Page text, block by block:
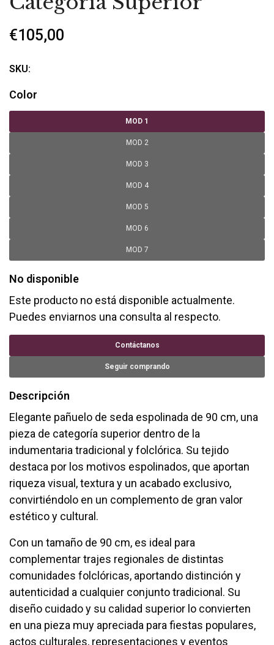
€105,00
SKU:
Color
MOD 1
MOD 2
MOD 3
MOD 4
MOD 5
MOD 6
MOD 7
No disponible
Este producto no está disponible actualmente.
Puedes enviarnos una consulta al respecto.
Contáctanos
Seguir comprando
Descripción
Elegante pañuelo de seda espolinada de 90 cm, una
pieza de categoría superior dentro de la
indumentaria tradicional y folclórica. Su tejido
destaca por los motivos espolinados, que aportan
riqueza visual, textura y un acabado exclusivo,
convirtiéndolo en un complemento de gran valor
estético y cultural.
Con un tamaño de 90 cm, es ideal para
complementar trajes regionales de distintas
comunidades folclóricas, aportando distinción y
autenticidad a cualquier conjunto tradicional. Su
diseño cuidado y su calidad superior lo convierten
en una pieza muy apreciada para fiestas populares,
actos culturales, representaciones y eventos